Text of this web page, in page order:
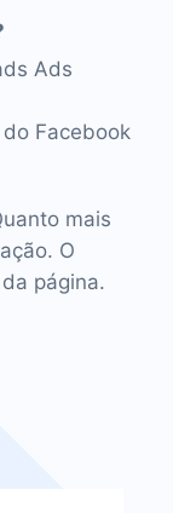
Ads
Facebook
mais
O
página.